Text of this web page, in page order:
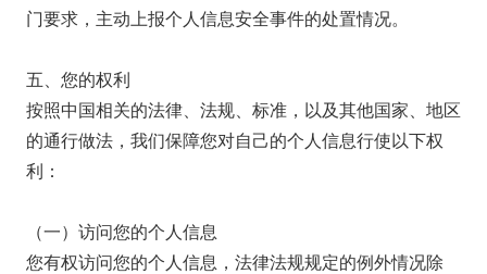
门要求，主动上报个人信息安全事件的处置情况。
五、您的权利
按照中国相关的法律、法规、标准，以及其他国家、地区
的通行做法，我们保障您对自己的个人信息行使以下权
利：
（一）访问您的个人信息
您有权访问您的个人信息，法律法规规定的例外情况除